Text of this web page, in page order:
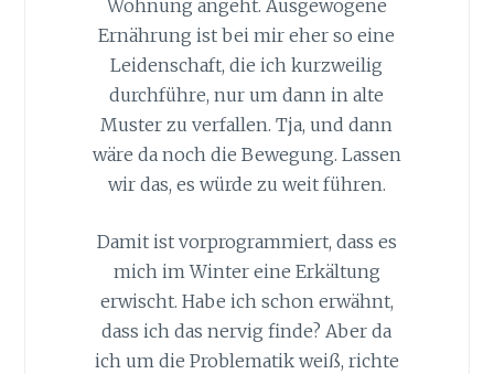
Wohnung angeht. Ausgewogene
Ernährung ist bei mir eher so eine
Leidenschaft, die ich kurzweilig
durchführe, nur um dann in alte
Muster zu verfallen. Tja, und dann
wäre da noch die Bewegung. Lassen
wir das, es würde zu weit führen.
Damit ist vorprogrammiert, dass es
mich im Winter eine Erkältung
erwischt. Habe ich schon erwähnt,
dass ich das nervig finde? Aber da
ich um die Problematik weiß, richte